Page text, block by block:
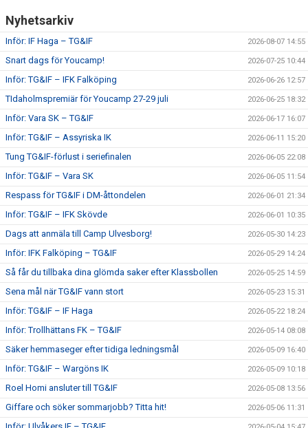
Nyhetsarkiv
Inför: IF Haga – TG&IF 2026-08-07 14:55
Snart dags för Youcamp! 2026-07-25 10:44
Inför: TG&IF – IFK Falköping 2026-06-26 12:57
TIdaholmspremiär för Youcamp 27-29 juli 2026-06-25 18:32
Inför: Vara SK – TG&IF 2026-06-17 16:07
Inför: TG&IF – Assyriska IK 2026-06-11 15:20
Tung TG&IF-förlust i seriefinalen 2026-06-05 22:08
Inför: TG&IF – Vara SK 2026-06-05 11:54
Respass för TG&IF i DM-åttondelen 2026-06-01 21:34
Inför: TG&IF – IFK Skövde 2026-06-01 10:35
Dags att anmäla till Camp Ulvesborg! 2026-05-30 14:23
Inför: IFK Falköping – TG&IF 2026-05-29 14:24
Så får du tillbaka dina glömda saker efter Klassbollen 2026-05-25 14:59
Sena mål när TG&IF vann stort 2026-05-23 15:31
Inför: TG&IF – IF Haga 2026-05-22 18:24
Inför: Trollhättans FK – TG&IF 2026-05-14 08:08
Säker hemmaseger efter tidiga ledningsmål 2026-05-09 16:40
Inför: TG&IF – Wargöns IK 2026-05-09 10:18
Roel Homi ansluter till TG&IF 2026-05-08 13:56
Giffare och söker sommarjobb? Titta hit! 2026-05-06 11:31